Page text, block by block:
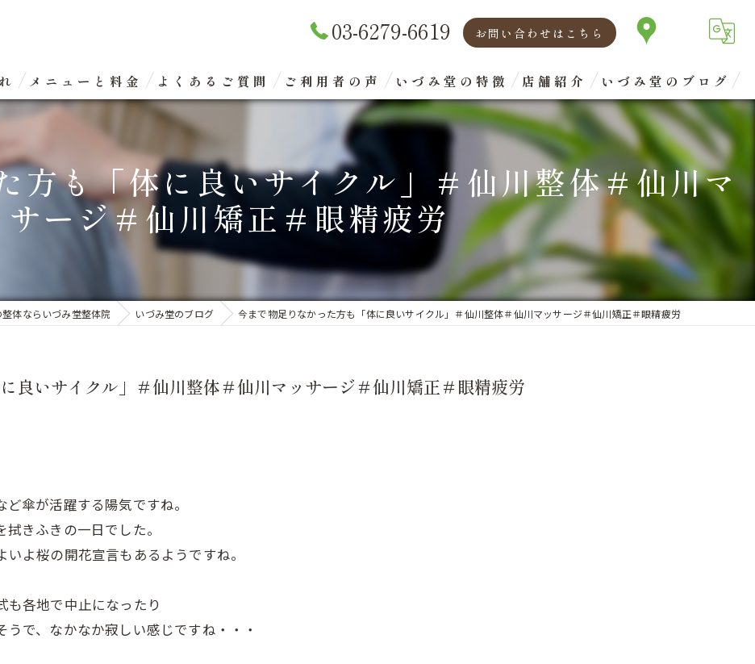
03-6279-6619 お問い合わせはこちら
メニューと料金
リラクゼーションマッサージ
整体矯正（骨盤矯正）
眼精疲労改善コース
エクスケアトレーニング
よくあるご質問 ご利用者の声 いづみ堂の特徴
腰痛
肩こり
眼精疲労
店舗紹介
代表あいさつ
いづみ堂のブログ
方も「体に良いサイクル」＃仙川整体＃仙川マ
サージ＃仙川矯正＃眼精疲労
体ならいづみ堂整体院 いづみ堂のブログ 今まで物足りなかった方も「体に良いサイクル」＃仙川整体＃仙川マッサージ＃仙川矯正＃眼精疲労
良いサイクル」＃仙川整体＃仙川マッサージ＃仙川矯正＃眼精疲労
傘が活躍する陽気ですね。
きふきの一日でした。
よ桜の開花宣言もあるようですね。
各地で中止になったり
で、なかなか寂しい感じですね・・・